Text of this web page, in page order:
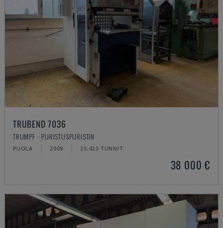
TRUBEND 7036
TRUMPF - PURISTUSPURISTIN
PUOLA 2009 15.423 TUNNIT
38 000 €